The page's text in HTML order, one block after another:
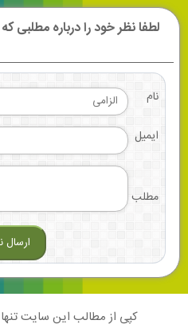
لطفا نظر خود را درباره مطلبی
نام
ایمیل
مطلب
کپی از مطالب این سایت